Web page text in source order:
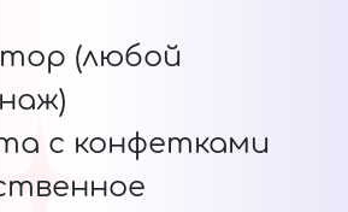
(любой
с конфетками